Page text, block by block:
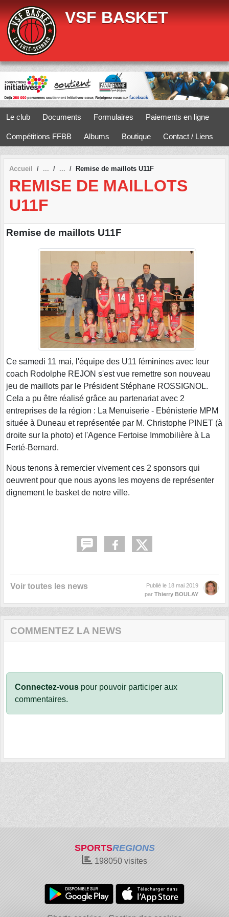
VSF BASKET
Le club Documents Formulaires Paiements en ligne
Compétitions FFBB Albums Boutique Contact / Liens
Accueil Remise de maillots U11F
REMISE DE MAILLOTS
U11F
Remise de maillots U11F
Ce samedi 11 mai, l'équipe des U11 féminines avec leur
coach Rodolphe REJON s'est vue remettre son nouveau
jeu de maillots par le Président Stéphane ROSSIGNOL.
Cela a pu être réalisé grâce au partenariat avec 2
entreprises de la région : La Menuiserie - Ebénisterie MPM
située à Duneau et représentée par M. Christophe PINET (à
droite sur la photo) et l'Agence Fertoise Immobilière à La
Ferté-Bernard.
Nous tenons à remercier vivement ces 2 sponsors qui
oeuvrent pour que nous ayons les moyens de représenter
dignement le basket de notre ville.
Voir toutes les news Publié le 18 mai 2019
par Thierry BOULAY
COMMENTEZ LA NEWS
Connectez-vous pour pouvoir participer aux
commentaires.
SPORTSREGIONS
198050 visites
Panneau de gestion des cookies